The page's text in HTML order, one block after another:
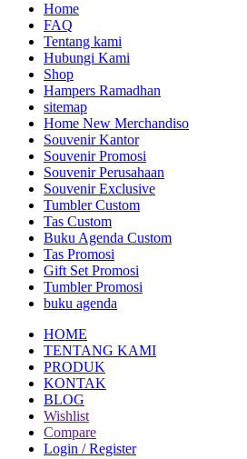
Home
FAQ
Tentang kami
Hubungi Kami
Shop
Hampers Ramadhan
sitemap
Home New Merchandiso
Souvenir Kantor
Souvenir Promosi
Souvenir Perusahaan
Souvenir Exclusive
Tumbler Custom
Tas Custom
Buku Agenda Custom
Tas Promosi
Gift Set Promosi
Tumbler Promosi
buku agenda
HOME
TENTANG KAMI
PRODUK
KONTAK
BLOG
Wishlist
Compare
Login / Register